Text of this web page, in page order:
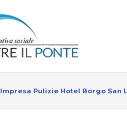
Impresa Pulizie Hotel Borgo San